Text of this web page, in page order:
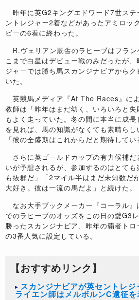
昨年に英G2キングエドワード7世ステ
ントレジャー2着などがあったアミロッ
ビーの6着に終わった。
R.ヴェリアン厩舎のラヒーブはフラン
こまで白星はデビュー戦のみだったが
ジャーでは勝ち馬スカンジナビアから
いた。
英競馬メディア『At The Races』に
教師は「昨年はまだ幼く、いろいろと
もよく走っていた。冬の間に本当に成
を見れば、馬の知識がなくても素晴らし
「彼の全盛期はこれからだと期待してい
さらに英ゴールドカップの有力候補だ
いが予想されるが、参加するのはとて
も抜群だ」「2マイル半はまだ未知数だ
大好き。彼は一流の馬だよ」と続けた。
なお大手ブックメーカー『コーラル
でのラヒーブのオッズをこの日の愛G3
勝ったスカンジナビア、昨年の覇者ト
の3番人気に設定している。
【おすすめリンク】
スカンジナビアが英セントレ
ライエン師はメルボルンC遠征を